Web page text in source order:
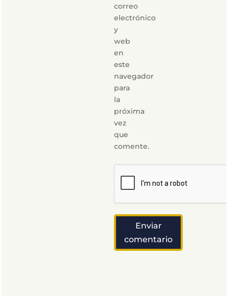
correo
electrónico
y
web
en
este
navegador
para
la
próxima
vez
que
comente.
Enviar
comentario